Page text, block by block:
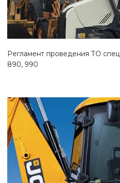
Регламент проведения ТО
890, 990
Смотреть